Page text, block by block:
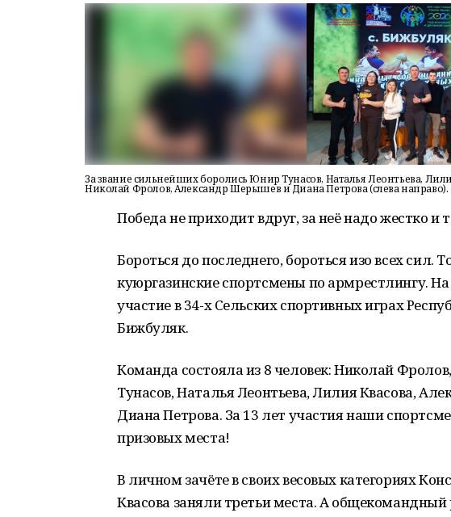
За звание сильнейших боролись Юнир Тунасов, Наталья Леонтьева,
Николай Фролов, Александр Шерышев и Диана Петрова (слева направо).
Победа не приходит вдруг, за неё надо жестко и
Бороться до последнего, бороться изо всех сил.
куюргазинские спортсмены по армрестлингу.
участие в 34-х Сельских спортивных играх
Бижбуляк.
Команда состояла из 8 человек: Николай
Тунасов, Наталья Леонтьева, Лилия Квасова,
Диана Петрова. За 13 лет участия наши
призовых места!
В личном зачёте в своих весовых категориях
Квасова заняли третьи места. А общекомандный